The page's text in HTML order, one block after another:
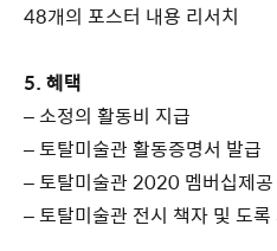
48개의 포스터 내용 리서치
5. 혜택
– 소정의 활동비 지급
– 토탈미술관 활동증명서 발급
– 토탈미술관 2020 멤버십제공
– 토탈미술관 전시 책자 및 도록